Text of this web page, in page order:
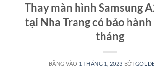
Thay màn hình Samsung
tại Nha Trang có bảo hành
tháng
ĐĂNG VÀO 1 THÁNG 1, 2023 BỞI